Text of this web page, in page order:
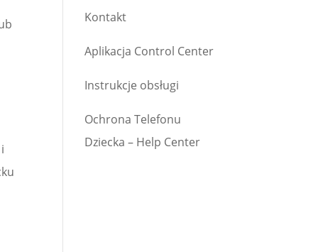
Kontakt
Aplikacja Control Center
Instrukcje obsługi
Ochrona Telefonu
Dziecka – Help Center